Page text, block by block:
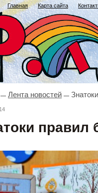
Главная Карта сайта
Лента новостей
правил